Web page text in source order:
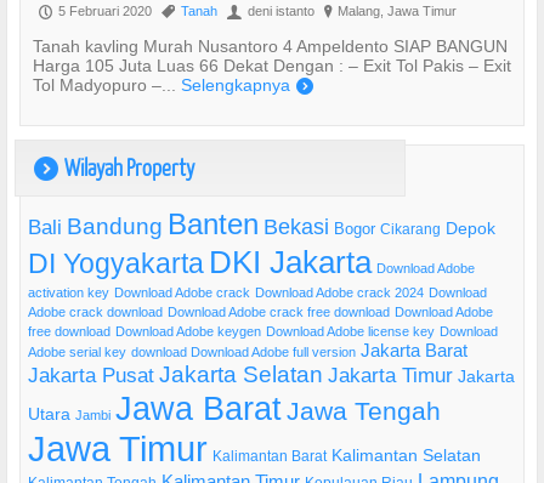
P 5 Februari 2020 , Tanah U deni istanto ? Malang, Jawa Timur
Tanah kavling Murah Nusantoro 4 Ampeldento SIAP BANGUN
Harga 105 Juta Luas 66 Dekat Dengan : – Exit Tol Pakis – Exit
Tol Madyopuro –... Selengkapnya )
) Wilayah Property
Bali Bandung Banten Bekasi Bogor Cikarang Depok
DI Yogyakarta DKI Jakarta Download Adobe
activation key Download Adobe crack Download Adobe crack 2024 Download
Adobe crack download Download Adobe crack free download Download Adobe
free download Download Adobe keygen Download Adobe license key Download
Adobe serial key download Download Adobe full version Jakarta Barat
Jakarta Pusat Jakarta Selatan Jakarta Timur Jakarta
Utara Jambi Jawa BaratJawa Tengah
Jawa Timur Kalimantan Barat Kalimantan Selatan